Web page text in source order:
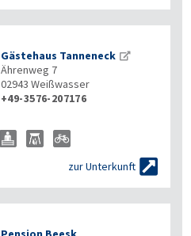
Gästehaus Tanneneck
Ährenweg 7
02943 Weißwasser
+49-3576-207176
zur Unterkunft 